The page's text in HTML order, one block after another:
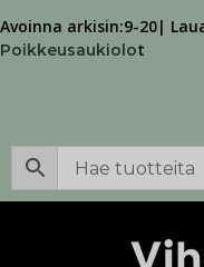
Avoinna arkisin:9-20|
Poikkeusaukiolot